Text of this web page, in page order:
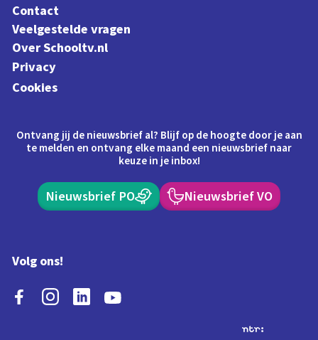
Contact
Veelgestelde vragen
Over Schooltv.nl
Privacy
Cookies
Ontvang jij de nieuwsbrief al? Blijf op de hoogte door je aan
te melden en ontvang elke maand een nieuwsbrief naar
keuze in je inbox!
Nieuwsbrief PO Nieuwsbrief VO
Volg ons!